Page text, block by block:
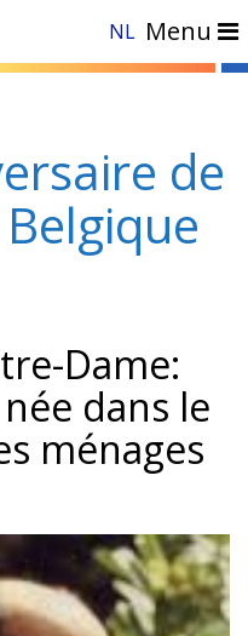
NL Menu
de
Dame:
dans le
ménages